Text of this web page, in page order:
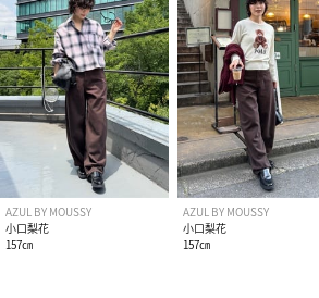
AZUL BY MOUSSY
小口梨花
157㎝
AZUL BY MOUSSY
小口梨花
157㎝